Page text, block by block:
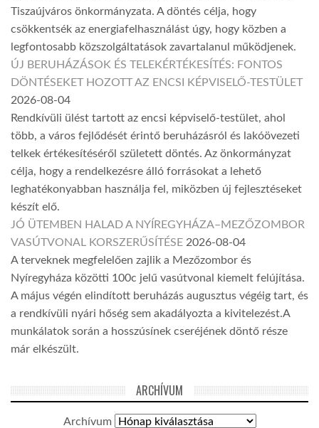
Tiszaújváros önkormányzata. A döntés célja, hogy
csökkentsék az energiafelhasználást úgy, hogy közben a
legfontosabb közszolgáltatások zavartalanul működjenek.
ÚJ BERUHÁZÁSOK ÉS TELEKÉRTÉKESÍTÉS: FONTOS
DÖNTÉSEKET HOZOTT AZ ENCSI KÉPVISELŐ-TESTÜLET
2026-08-04
Rendkívüli ülést tartott az encsi képviselő-testület, ahol
több, a város fejlődését érintő beruházásról és lakóövezeti
telkek értékesítéséről született döntés. Az önkormányzat
célja, hogy a rendelkezésre álló forrásokat a lehető
leghatékonyabban használja fel, miközben új fejlesztéseket
készít elő.
JÓ ÜTEMBEN HALAD A NYÍREGYHÁZA–MEZŐZOMBOR
VASÚTVONAL KORSZERŰSÍTÉSE 2026-08-04
A terveknek megfelelően zajlik a Mezőzombor és
Nyíregyháza közötti 100c jelű vasútvonal kiemelt felújítása.
A május végén elindított beruházás augusztus végéig tart, és
a rendkívüli nyári hőség sem akadályozta a kivitelezést.A
munkálatok során a hosszúsínek cseréjének döntő része
már elkészült.
ARCHÍVUM
Archívum